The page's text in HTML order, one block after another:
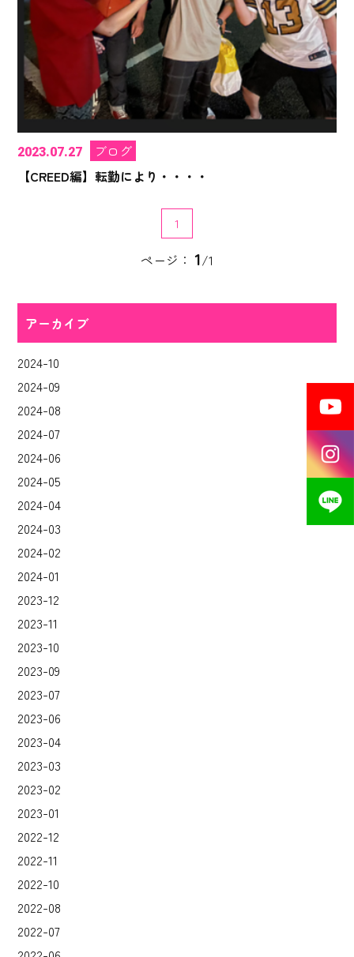
2023.07.27
ブログ
【CREED編】転勤により・・・・
1
ページ： 1/1
アーカイブ
2024-10
2024-09
2024-08
2024-07
2024-06
2024-05
2024-04
2024-03
2024-02
2024-01
2023-12
2023-11
2023-10
2023-09
2023-07
2023-06
2023-04
2023-03
2023-02
2023-01
2022-12
2022-11
2022-10
2022-08
2022-07